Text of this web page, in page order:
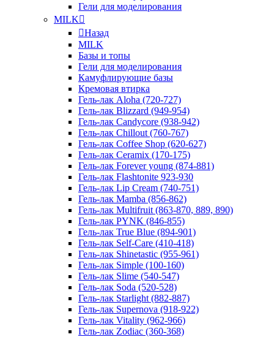
Гели для моделирования
MILK
Назад
MILK
Базы и топы
Гели для моделирования
Камуфлирующие базы
Кремовая втирка
Гель-лак Aloha (720-727)
Гель-лак Blizzard (949-954)
Гель-лак Candycore (938-942)
Гель-лак Chillout (760-767)
Гель-лак Coffee Shop (620-627)
Гель-лак Ceramix (170-175)
Гель-лак Forever young (874-881)
Гель-лак Flashtonite 923-930
Гель-лак Lip Cream (740-751)
Гель-лак Mamba (856-862)
Гель-лак Multifruit (863-870, 889, 890)
Гель-лак PYNK (846-855)
Гель-лак True Blue (894-901)
Гель-лак Self-Care (410-418)
Гель-лак Shinetastic (955-961)
Гель-лак Simple (100-160)
Гель-лак Slime (540-547)
Гель-лак Soda (520-528)
Гель-лак Starlight (882-887)
Гель-лак Supernova (918-922)
Гель-лак Vitality (962-966)
Гель-лак Zodiac (360-368)